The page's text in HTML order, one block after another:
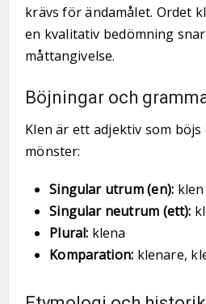
krävs för ändamålet. Ordet
en kvalitativ bedömning
måttangivelse.
Böjningar och
Klen är ett adjektiv som
mönster:
Singular utrum (en): klen
Singular neutrum (ett):
Plural: klena
Komparation: klenare,